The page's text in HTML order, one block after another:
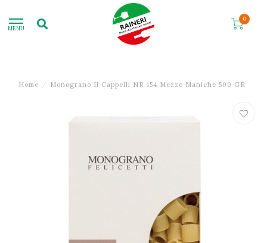
MENU
0
Home / Monograno Il Cappelli NR 154 Mezze Maniche 500 GR